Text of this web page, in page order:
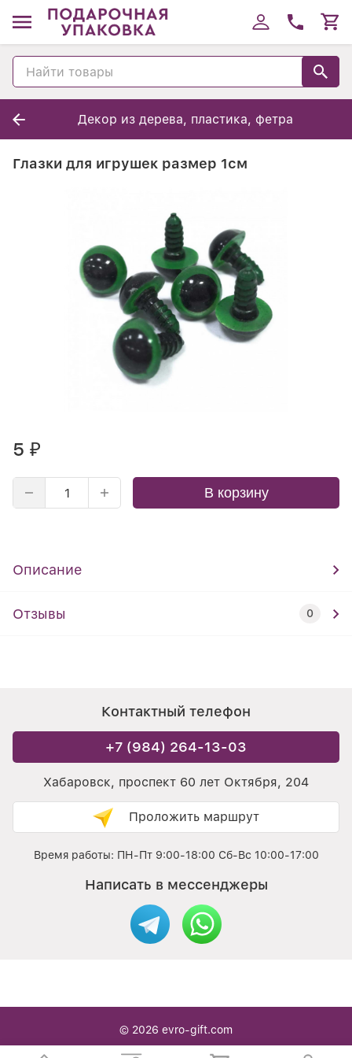
Декор из дерева, пластика, фетра
Глазки для игрушек размер 1см
5 ₽
В корзину
Описание
Отзывы 0
Контактный телефон
+7 (984) 264-13-03
Хабаровск, проспект 60 лет Октября, 204
Проложить маршрут
Время работы: ПН-Пт 9:00-18:00 Сб-Вс 10:00-17:00
Написать в мессенджеры
© 2026 evro-gift.com